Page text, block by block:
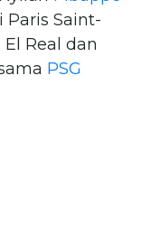
Saint-
Real dan
PSG